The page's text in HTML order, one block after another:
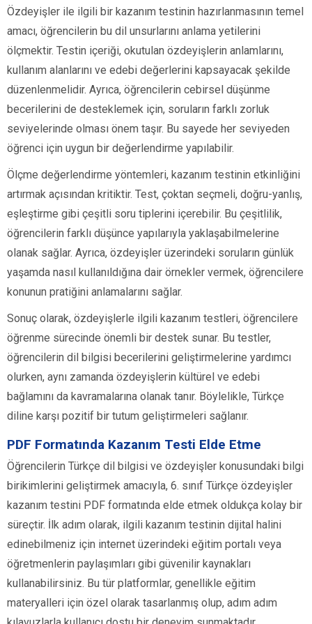
Özdeyişler ile ilgili bir kazanım testinin hazırlanmasının temel
amacı, öğrencilerin bu dil unsurlarını anlama yetilerini
ölçmektir. Testin içeriği, okutulan özdeyişlerin anlamlarını,
kullanım alanlarını ve edebi değerlerini kapsayacak şekilde
düzenlenmelidir. Ayrıca, öğrencilerin cebirsel düşünme
becerilerini de desteklemek için, soruların farklı zorluk
seviyelerinde olması önem taşır. Bu sayede her seviyeden
öğrenci için uygun bir değerlendirme yapılabilir.
Ölçme değerlendirme yöntemleri, kazanım testinin etkinliğini
artırmak açısından kritiktir. Test, çoktan seçmeli, doğru-yanlış,
eşleştirme gibi çeşitli soru tiplerini içerebilir. Bu çeşitlilik,
öğrencilerin farklı düşünce yapılarıyla yaklaşabilmelerine
olanak sağlar. Ayrıca, özdeyişler üzerindeki soruların günlük
yaşamda nasıl kullanıldığına dair örnekler vermek, öğrencilere
konunun pratiğini anlamalarını sağlar.
Sonuç olarak, özdeyişlerle ilgili kazanım testleri, öğrencilere
öğrenme sürecinde önemli bir destek sunar. Bu testler,
öğrencilerin dil bilgisi becerilerini geliştirmelerine yardımcı
olurken, aynı zamanda özdeyişlerin kültürel ve edebi
bağlamını da kavramalarına olanak tanır. Böylelikle, Türkçe
diline karşı pozitif bir tutum geliştirmeleri sağlanır.
PDF Formatında Kazanım Testi Elde Etme
Öğrencilerin Türkçe dil bilgisi ve özdeyişler konusundaki bilgi
birikimlerini geliştirmek amacıyla, 6. sınıf Türkçe özdeyişler
kazanım testini PDF formatında elde etmek oldukça kolay bir
süreçtir. İlk adım olarak, ilgili kazanım testinin dijital halini
edinebilmeniz için internet üzerindeki eğitim portalı veya
öğretmenlerin paylaşımları gibi güvenilir kaynakları
kullanabilirsiniz. Bu tür platformlar, genellikle eğitim
materyalleri için özel olarak tasarlanmış olup, adım adım